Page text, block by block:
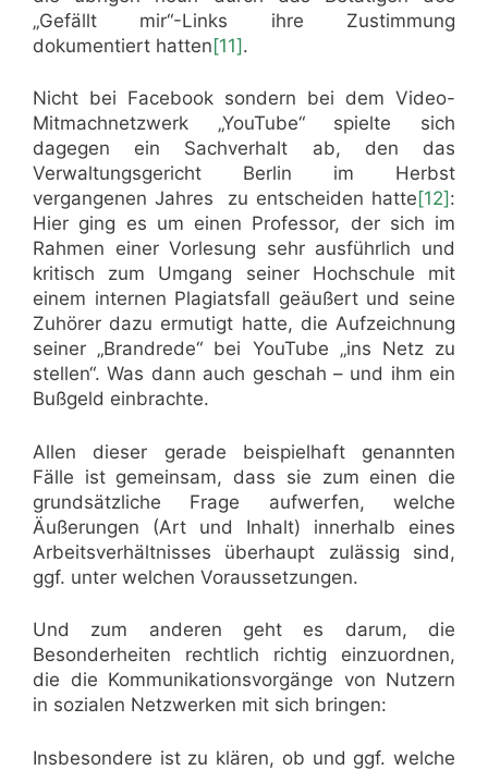
„Gefällt mir“-Links ihre Zustimmung
dokumentiert hatten[11].
Nicht bei Facebook sondern bei dem Video-
Mitmachnetzwerk „YouTube“ spielte sich
dagegen ein Sachverhalt ab, den das
Verwaltungsgericht Berlin im Herbst
vergangenen Jahres zu entscheiden hatte [12] :
Hier ging es um einen Professor, der sich im
Rahmen einer Vorlesung sehr ausführlich und
kritisch zum Umgang seiner Hochschule mit
einem internen Plagiatsfall geäußert und seine
Zuhörer dazu ermutigt hatte, die Aufzeichnung
seiner „Brandrede“ bei YouTube „ins Netz zu
stellen“. Was dann auch geschah – und ihm ein
Bußgeld einbrachte.
Allen dieser gerade beispielhaft genannten
Fälle ist gemeinsam, dass sie zum einen die
grundsätzliche Frage aufwerfen, welche
Äußerungen (Art und Inhalt) innerhalb eines
Arbeitsverhältnisses überhaupt zulässig sind,
ggf. unter welchen Voraussetzungen.
Und zum anderen geht es darum, die
Besonderheiten rechtlich richtig einzuordnen,
die die Kommunikationsvorgänge von Nutzern
in sozialen Netzwerken mit sich bringen:
Insbesondere ist zu klären, ob und ggf. welche